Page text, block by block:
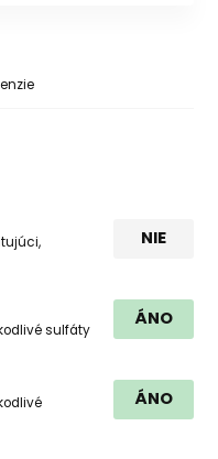
NIE
sulfáty
ÁNO
ÁNO